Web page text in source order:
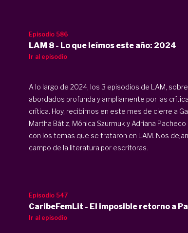
Episodio 586
LAM 8 - Lo que leímos este año: 2024
Ir al episodio
A lo largo de 2024, los 3 episodios de LAM,
abordados profunda y ampliamente por las
crítica. Hoy, recibimos en este mes de cierre a
Martha Bátiz, Mónica Szurmuk y Adriana
con los temas que se trataron en LAM. Nos
campo de la literatura por escritoras.
Episodio 547
CaribeFemLit - El imposible retorno a
Ir al episodio